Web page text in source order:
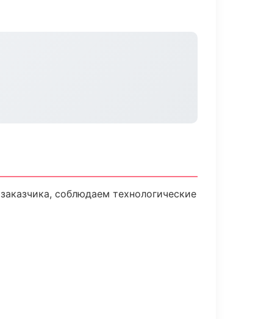
соблюдаем технологические